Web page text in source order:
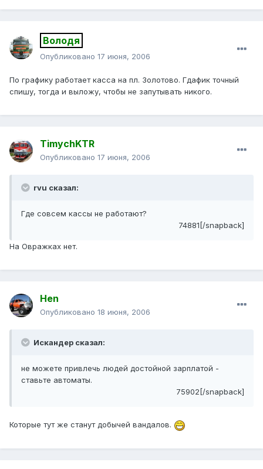
Володя
Опубликовано 17 июня, 2006
По графику работает касса на пл. Золотово. Гдафик точный
спишу, тогда и выложу, чтобы не запутывать никого.
TimychKTR
Опубликовано 17 июня, 2006
rvu сказал:
Где совсем кассы не работают?
74881[/snapback]
На Овражках нет.
Hen
Опубликовано 18 июня, 2006
Искандер сказал:
не можете привлечь людей достойной зарплатой -
ставьте автоматы.
75902[/snapback]
Которые тут же станут добычей вандалов.